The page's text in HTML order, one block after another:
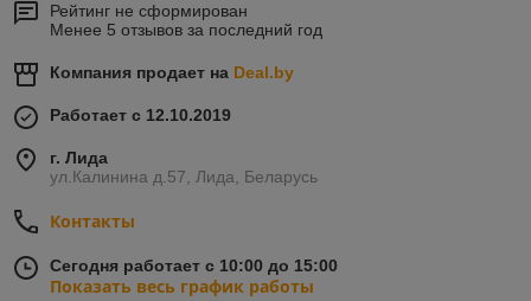
Рейтинг не сформирован
Менее 5 отзывов за последний год
Компания продает на Deal.by
Работает с 12.10.2019
г. Лида
ул.Калинина д.57, Лида, Беларусь
Контакты
Сегодня работает с 10:00 до 15:00
Показать весь график работы